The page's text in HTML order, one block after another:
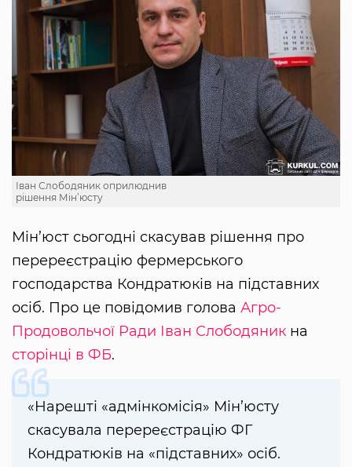
Іван Слободяник оприлюднив
рішення Мін’юсту
Мін’юст сьогодні скасував рішення про
перереєстрацію фермерського
господарства Кондратюків на підставних
осіб. Про це повідомив голова Агро-
Продовольчої Ради Іван Слободяник на
сторінці в ФБ.
«Нарешті «адмінкомісія» Мін’юсту
скасувала перереєстрацію ФГ
Кондратюків на «підставних» осіб.